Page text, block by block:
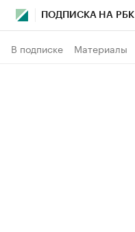
ПОДПИСКА НА РБК
В подписке Материалы